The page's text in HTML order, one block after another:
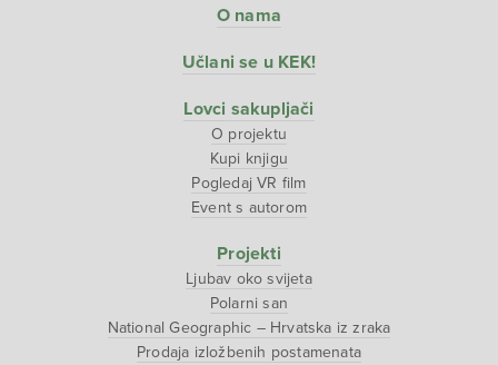
O nama
Učlani se u KEK!
Lovci sakupljači
O projektu
Kupi knjigu
Pogledaj VR film
Event s autorom
Projekti
Ljubav oko svijeta
Polarni san
National Geographic – Hrvatska iz zraka
Prodaja izložbenih postamenata